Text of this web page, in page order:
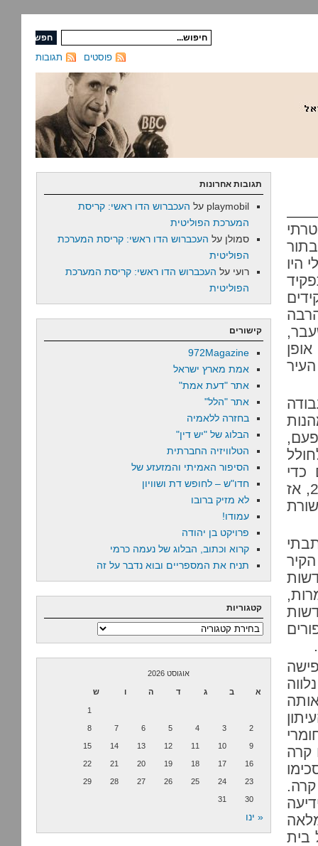
תגובות פוסטים
היו
כדי
להבין את הסיבות להחלטה שלי, צריך לחזור לשנת 2011, אז
קרה
בית
תגובות אחרונות
playmobil על העכברוש הדו ראשי: קריסת
המערכת הפוליטית
סמולן על העכברוש הדו ראשי: קריסת המערכת
הפוליטית
רועי על העכברוש הדו ראשי: קריסת המערכת
הפוליטית
קישורים
972Magazine
אמת מארץ ישראל
אתר "דעת אמת"
אתר "הלל"
בחזרה ללאמיה
הבלוג של "יש דין"
הטלוויזיה החברתית
הסיפור האמיתי והמזעזע של
חדו"ש – לחופש דת ושוויון
לא מזיק ברובו
עמודו!
פרויקט בן יהודה
קרוא וכתוב, הבלוג של נעמה כרמי
תניח את המספריים ובוא נדבר על זה
קטגוריות
קטגוריות
אוגוסט 2026
א ב ג ד ה ו ש
1
2
3
4
5
6
7
8
9
10
11
12
13
14
15
16
17
18
19
20
21
22
23
24
25
26
27
28
29
30
31
« ינו